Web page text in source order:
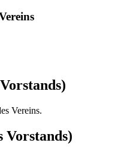
Vereins.
Vorstands)